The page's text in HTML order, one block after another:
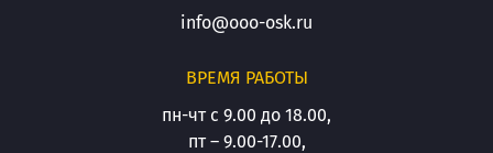
info@ooo-osk.ru
ВРЕМЯ РАБОТЫ
пн-чт с 9.00 до 18.00,
пт – 9.00-17.00,